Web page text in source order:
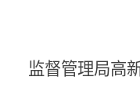
汕
监督管理局高